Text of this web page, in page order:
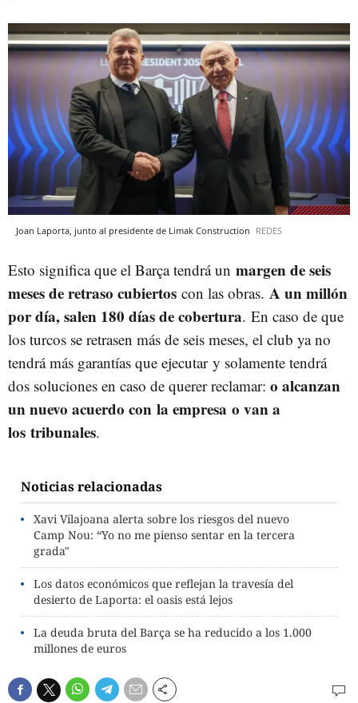
Joan Laporta, junto al presidente de Limak Construction REDES
Esto significa que el Barça tendrá un margen de seis
meses de retraso cubiertos con las obras. A un millón
por día, salen 180 días de cobertura. En caso de que
los turcos se retrasen más de seis meses, el club ya no
tendrá más garantías que ejecutar y solamente tendrá
dos soluciones en caso de querer reclamar: o alcanzan
un nuevo acuerdo con la empresa o van a
los tribunales.
Noticias relacionadas
Xavi Vilajoana alerta sobre los riesgos del nuevo
Camp Nou: “Yo no me pienso sentar en la tercera
grada"
Los datos económicos que reflejan la travesía del
desierto de Laporta: el oasis está lejos
La deuda bruta del Barça se ha reducido a los 1.000
millones de euros